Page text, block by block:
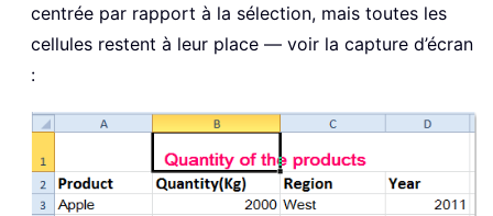
centrée par rapport à la sélection, mais toutes les
cellules restent à leur place — voir la capture d’écran
: